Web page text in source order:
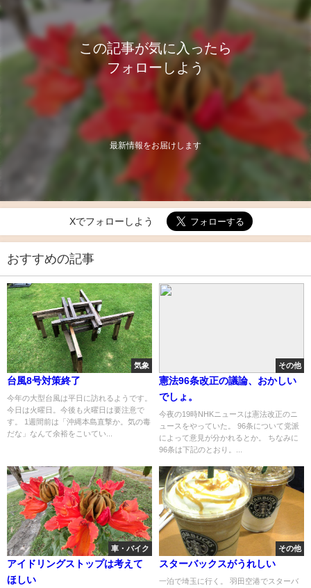
この記事が気に入ったら
フォローしよう
最新情報をお届けします
Xでフォローしよう
おすすめの記事
気象
台風8号対策終了
今年の大型台風は平日に訪れるようです。
今日は火曜日。今後も火曜日は要注意で
す。 1週間前は「沖縄本島直撃か。気の毒
だな」なんて余裕をこいてい...
その他
憲法96条改正の議論、おかしい
でしょ。
今夜の19時NHKニュースは憲法改正のニ
ュースをやっていた。 96条について党派
によって意見が分かれるとか。 ちなみに
96条は下記のとおり。...
車・バイク
アイドリングストップは考えて
ほしい
その他
スターバックスがうれしい
一泊で埼玉に行く。 羽田空港でスターバ